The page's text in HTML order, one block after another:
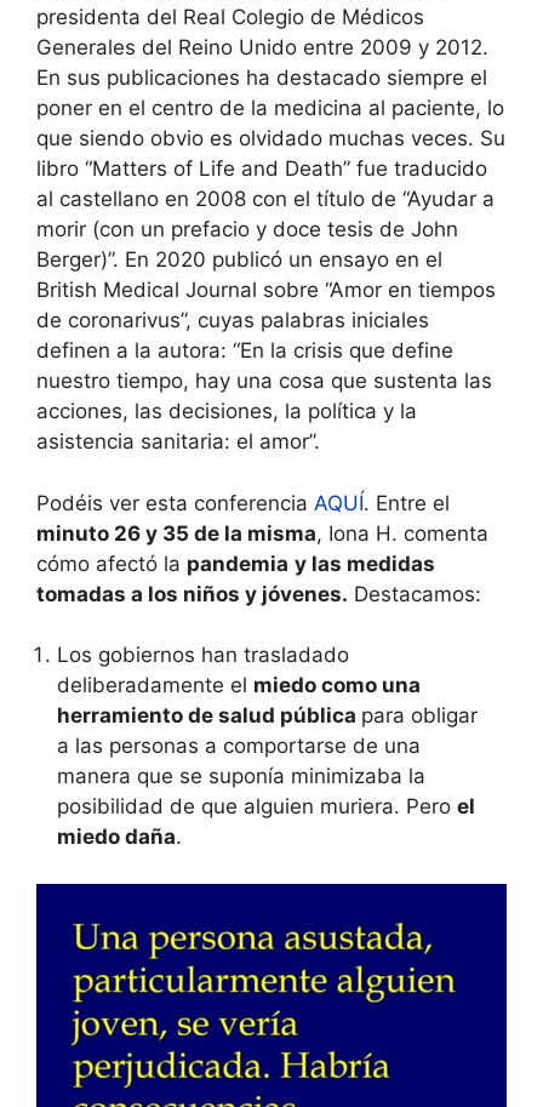
presidenta del Real Colegio de Médicos
Generales del Reino Unido entre 2009 y 2012.
En sus publicaciones ha destacado siempre el
poner en el centro de la medicina al paciente, lo
que siendo obvio es olvidado muchas veces. Su
libro “Matters of Life and Death” fue traducido
al castellano en 2008 con el título de “Ayudar a
morir (con un prefacio y doce tesis de John
Berger)”. En 2020 publicó un ensayo en el
British Medical Journal sobre “Amor en tiempos
de coronarivus”, cuyas palabras iniciales
definen a la autora: “En la crisis que define
nuestro tiempo, hay una cosa que sustenta las
acciones, las decisiones, la política y la
asistencia sanitaria: el amor”.
Podéis ver esta conferencia AQUÍ. Entre el
minuto 26 y 35 de la misma, Iona H. comenta
cómo afectó la pandemia y las medidas
tomadas a los niños y jóvenes. Destacamos:
Los gobiernos han trasladado
deliberadamente el miedo como una
herramiento de salud pública para obligar
a las personas a comportarse de una
manera que se suponía minimizaba la
posibilidad de que alguien muriera. Pero el
miedo daña.